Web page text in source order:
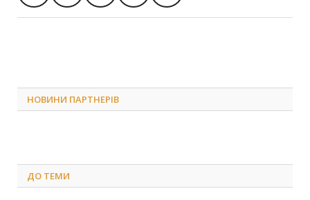
НОВИНИ ПАРТНЕРІВ
ДО ТЕМИ